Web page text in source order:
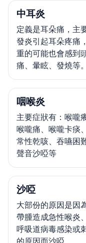
中耳炎
定義是耳朵痛，主
發炎引起耳朵疼痛
重的可能也會感到
痛、暈眩、發燒等。
咽喉炎
主要症狀有：喉嚨癢
喉嚨痛、喉嚨卡痰
常性乾咳、吞嚥困難
聲音沙啞等
沙啞
大部份的原因是因
帶腫造成急性喉炎
呼吸道病毒感染或
的原因而沙啞